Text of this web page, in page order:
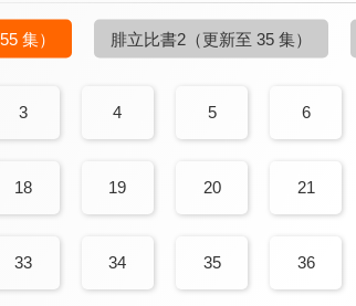
集） 腓立比書2 （更新至 35 集）
3 4 5 6
18 19 20 21
33 34 35 36